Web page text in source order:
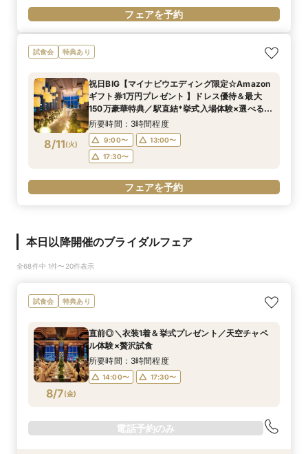
フェアを予約
試食会 特典あり
8/11(火)
祝日BIG【マイナビウエディング限定☆Amazon
ギフト券1万円プレゼント 】ドレス優待＆最大
150万豪華特典／駅直結*挙式入場体験×選べる2
つの会場見学
所要時間：3時間程度
9:00〜
13:00〜
17:30〜
フェアを予約
本日以降開催のブライダルフェア
全68件中 1件〜20件表示
試食会 特典あり
8/7(金)
直前◎＼衣装1着＆挙式プレゼント／天空チャペ
ル体験×贅沢試食
所要時間：3時間程度
14:00〜 17:30〜
電話予約のみ